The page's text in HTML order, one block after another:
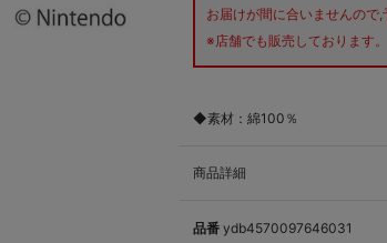
お届けが間に合いませんので,
※店舗でも販売しております。
◆素材：綿100％
商品詳細
品番 ydb4570097646031